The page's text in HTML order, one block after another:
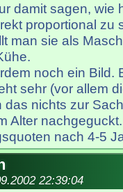
damit sagen, wie
proportional zu
man sie als
noch ein Bild.
sehr (vor allem
nichts zur
Alter
nach 4-5
22:39:04